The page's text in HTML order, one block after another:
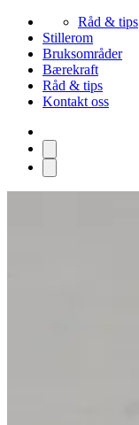
Råd & tips
Stillerom
Bruksområder
Bærekraft
Råd & tips
Kontakt oss